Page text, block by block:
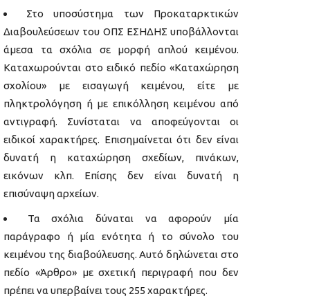
Στο υποσύστημα των Προκαταρκτικών
Διαβουλεύσεων του ΟΠΣ ΕΣΗΔΗΣ υποβάλλονται
άμεσα τα σχόλια σε μορφή απλού κειμένου.
Καταχωρούνται στο ειδικό πεδίο «Καταχώρηση
σχολίου» με εισαγωγή κειμένου, είτε με
πληκτρολόγηση ή με επικόλληση κειμένου από
αντιγραφή. Συνίσταται να αποφεύγονται οι
ειδικοί χαρακτήρες. Επισημαίνεται ότι δεν είναι
δυνατή η καταχώρηση σχεδίων, πινάκων,
εικόνων κλπ. Επίσης δεν είναι δυνατή η
επισύναψη αρχείων.
Τα σχόλια δύναται να αφορούν μία
παράγραφο ή μία ενότητα ή το σύνολο του
κειμένου της διαβούλευσης. Αυτό δηλώνεται στο
πεδίο «Άρθρο» με σχετική περιγραφή που δεν
πρέπει να υπερβαίνει τους 255 χαρακτήρες.